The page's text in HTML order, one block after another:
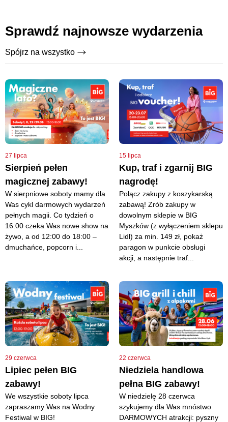
Sprawdź najnowsze wydarzenia
Spójrz na wszystko
27 lipca
Sierpień pełen
magicznej zabawy!
W sierpniowe soboty mamy dla
Was cykl darmowych wydarzeń
pełnych magii. Co tydzień o
16:00 czeka Was nowe show na
żywo, a od 12:00 do 18:00 –
dmuchańce, popcorn i...
15 lipca
Kup, traf i zgarnij BIG
nagrodę!
Połącz zakupy z koszykarską
zabawą! Zrób zakupy w
dowolnym sklepie w BIG
Myszków (z wyłączeniem sklepu
Lidl) za min. 149 zł, pokaż
paragon w punkcie obsługi
akcji, a następnie traf...
29 czerwca
Lipiec pełen BIG
zabawy!
We wszystkie soboty lipca
zapraszamy Was na Wodny
Festiwal w BIG!
22 czerwca
Niedziela handlowa
pełna BIG zabawy!
W niedzielę 28 czerwca
szykujemy dla Was mnóstwo
DARMOWYCH atrakcji: pyszny